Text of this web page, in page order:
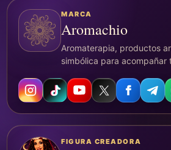
MARCA
Aromachio
Aromaterapia, productos
simbólica para acompañar
FIGURA CREADORA